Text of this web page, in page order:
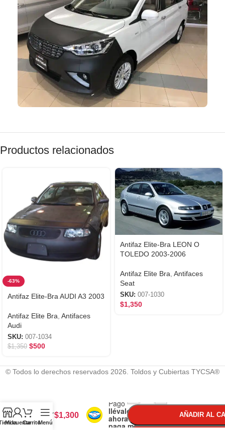
Productos relacionados
-63%
Antifaz Elite-Bra AUDI A3 2003
Antifaz Elite Bra Antifaces
Audi
SKU: 007-1034
$1,350 $500
Antifaz Elite-Bra LEON O
TOLEDO 2003-2006
Antifaz Elite Bra, Antifaces
Seat
SKU: 007-1030
$1,350
© Todos lo derechos reservados 2026. Toldos y Cubiertas TYCSA®
Mi cuentaCarritoMenú
GOL Y
C/C
$1,300
Pago
llévalo
ahora y
paga mes
AÑADIR AL